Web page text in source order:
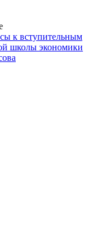
к вступительным
школы экономики